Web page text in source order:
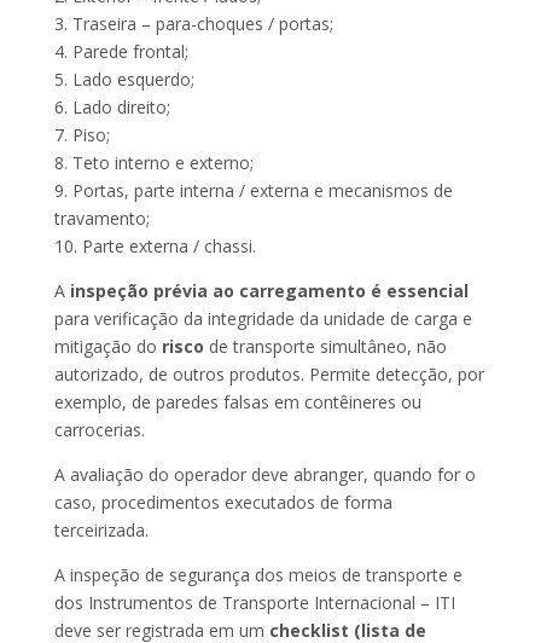
3. Traseira – para-choques / portas;
4. Parede frontal;
5. Lado esquerdo;
6. Lado direito;
7. Piso;
8. Teto interno e externo;
9. Portas, parte interna / externa e mecanismos de
travamento;
10. Parte externa / chassi.
Ainspeção prévia ao carregamento é essencial
para verificação da integridade da unidade de carga e
mitigação do risco de transporte simultâneo, não
autorizado, de outros produtos. Permite detecção, por
exemplo, de paredes falsas em contêineres ou
carrocerias.
A avaliação do operador deve abranger, quando for o
caso, procedimentos executados de forma
terceirizada.
A inspeção de segurança dos meios de transporte e
dos Instrumentos de Transporte Internacional – ITI
deve ser registrada em um checklist (lista de